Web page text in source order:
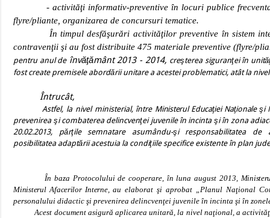
- activităţi informativ-preventive în locuri publice
flyre/pliante, organizarea de concursuri tematice.
În timpul desfăşurări activităţilor preventive în sistem
contravenţii şi au fost distribuite 475 materiale preventive (flyre/
pentru anul deînvăţământ 2013 - 2014, creşterea siguranţei în
fost create premisele abordării unitare a acestei problematici, atât la
Întrucât,
Astfel, la nivel ministerial, între Ministerul Educaţiei Naţionale
prevenirea şi combaterea delincvenţei juvenile în incinta şi în zona
20.02.2013, părţile semnatare asumându-şi responsabilitatea
posibilitatea adaptării acestuia la condiţiile specifice existente în plan
În baza Protocolului de cooperare, în luna august 2013,
Ministerul Afacerilor Interne,au elaborat şi aprobat „Planul Naţional
personalului didactic şi prevenirea delincvenţei juvenile în incinta şi în
Acest document asigură aplicarea unitară, la nivel naţional, a